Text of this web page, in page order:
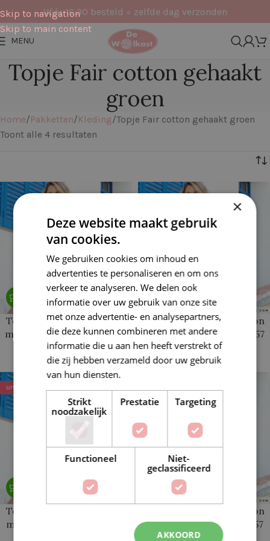
Skip to navigation
Skip to main content
Vóór 16:30 besteld = zelfde dag verzonden
MENU
Topje Fair cotton gehaakt
groen
Home Pakketten Kleding Topje Fair cotton gehaakt groen
Toont alle 4 resultaten
Topje gehaakt Fair cotton
maat 38- 40 Casual 100-57
24,95 € 19,95
Topje gehaakt Fair cotton
maat 42-44 Casual 100-57
€29,94 €23,94
UITVERKOCHT
Topje gehaakt Fair cotton
maat 46-48 Casual 100-57
Topje gehaakt Fair cotton
maat 50-52 Casual 100-57
×
Deze website maakt gebruik
van cookies.
We gebruiken cookies om inhoud en
advertenties te personaliseren en om ons
verkeer te analyseren. We delen ook
informatie over uw gebruik van onze site
met onze advertentie- en analysepartners,
die deze kunnen combineren met andere
informatie die u aan hen heeft verstrekt of
die zij hebben verzameld door uw gebruik
van hun diensten.
Strikt
noodzakelijk
Prestatie Targeting
Functioneel
Niet-
geclassificeerd
AKKOORD